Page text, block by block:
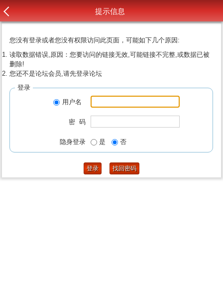
提示信息
您没有登录或者您没有权限访问此页面，可能如下几个原因:
读取数据错误,原因：您要访问的链接无效,可能链接不完整,或数据已被
删除!
您还不是论坛会员,请先登录论坛
登录
用户名
密 码
隐身登录 是 否